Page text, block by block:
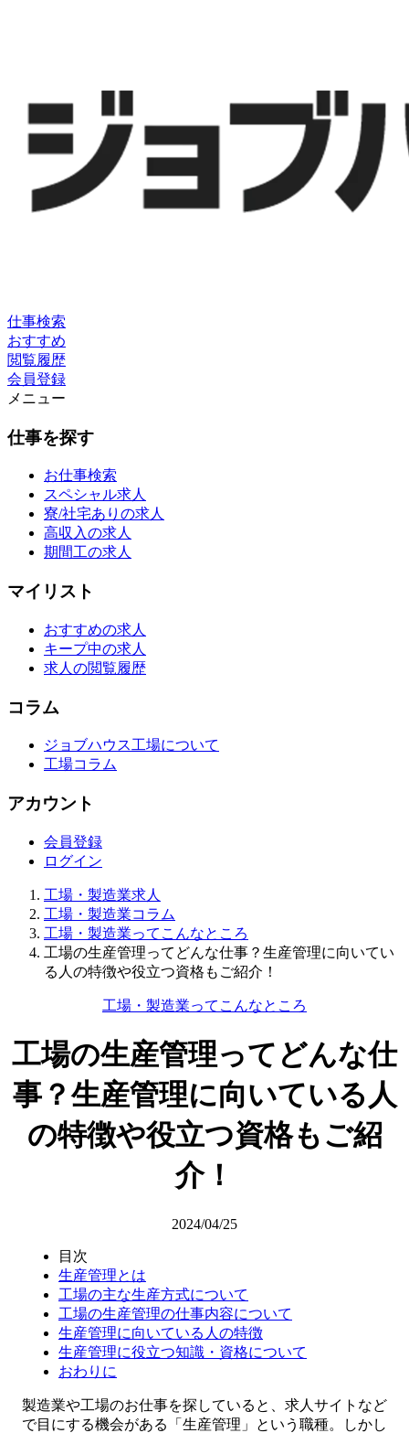
仕事検索
おすすめ
閲覧履歴
会員登録
メニュー
仕事を探す
お仕事検索
スペシャル求人
寮/社宅ありの求人
高収入の求人
期間工の求人
マイリスト
おすすめの求人
キープ中の求人
求人の閲覧履歴
コラム
ジョブハウス工場について
工場コラム
アカウント
会員登録
ログイン
工場・製造業求人
工場・製造業コラム
工場・製造業ってこんなところ
工場の生産管理ってどんな仕事？生産管理に向いてい
る人の特徴や役立つ資格もご紹介！
工場・製造業ってこんなところ
工場の生産管理ってどんな仕
事？生産管理に向いている人
の特徴や役立つ資格もご紹
介！
2024/04/25
目次
生産管理とは
工場の主な生産方式について
工場の生産管理の仕事内容について
生産管理に向いている人の特徴
生産管理に役立つ知識・資格について
おわりに
製造業や工場のお仕事を探していると、求人サイトなど
で目にする機会がある「生産管理」という職種。しかし